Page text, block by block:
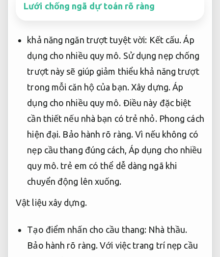
Lưới chống ngã dự toán rõ ràng
khả năng ngăn trượt tuyệt vời: Kết cấu. Áp
dụng cho nhiều quy mô. Sử dụng nẹp chống
trượt này sẽ giúp giảm thiểu khả năng trượt
trong mỗi căn hộ của bạn. Xây dựng. Áp
dụng cho nhiều quy mô. Điều này đặc biệt
cần thiết nếu nhà bạn có trẻ nhỏ. Phong cách
hiện đại. Bảo hành rõ ràng. Vì nếu không có
nẹp cầu thang đúng cách, Áp dụng cho nhiều
quy mô. trẻ em có thể dễ dàng ngã khi
chuyển động lên xuống.
Vật liệu xây dựng.
Tạo điểm nhấn cho cầu thang: Nhà thầu.
Bảo hành rõ ràng. Với việc trang trí nẹp cầu